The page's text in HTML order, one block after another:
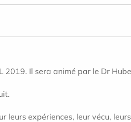
Il sera animé par le Dr
expériences, leur vécu,